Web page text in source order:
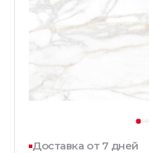
Доставка от 7 дней